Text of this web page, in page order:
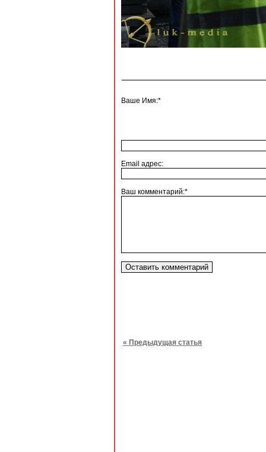
Ваше Имя:*
Email адрес:
Ваш комментарий:*
« Предыдущая статья